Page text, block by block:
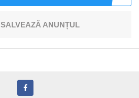
SALVEAZĂ ANUNȚUL